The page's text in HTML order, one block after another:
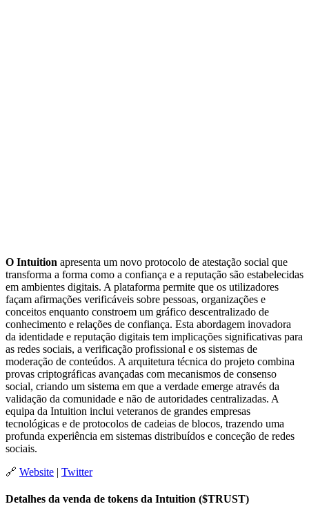
O Intuition apresenta um novo protocolo de atestação social que
transforma a forma como a confiança e a reputação são estabelecidas
em ambientes digitais. A plataforma permite que os utilizadores
façam afirmações verificáveis sobre pessoas, organizações e
conceitos enquanto constroem um gráfico descentralizado de
conhecimento e relações de confiança. Esta abordagem inovadora
da identidade e reputação digitais tem implicações significativas para
as redes sociais, a verificação profissional e os sistemas de
moderação de conteúdos. A arquitetura técnica do projeto combina
provas criptográficas avançadas com mecanismos de consenso
social, criando um sistema em que a verdade emerge através da
validação da comunidade e não de autoridades centralizadas. A
equipa da Intuition inclui veteranos de grandes empresas
tecnológicas e de protocolos de cadeias de blocos, trazendo uma
profunda experiência em sistemas distribuídos e conceção de redes
sociais.
🔗 Website | Twitter
Detalhes da venda de tokens da Intuition ($TRUST)